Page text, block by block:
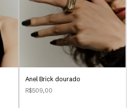
Anel Brick dourado
R$509,00